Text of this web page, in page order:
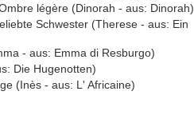
légère (Dinorah - aus: Dinorah)
Schwester (Therese - aus: Ein
- aus: Emma di Resburgo)
Die Hugenotten)
(Inès - aus: L' Africaine)